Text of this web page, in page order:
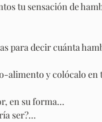
tu sensación de
para decir cuánta
alimento y colócalo
en su forma…
ser?…